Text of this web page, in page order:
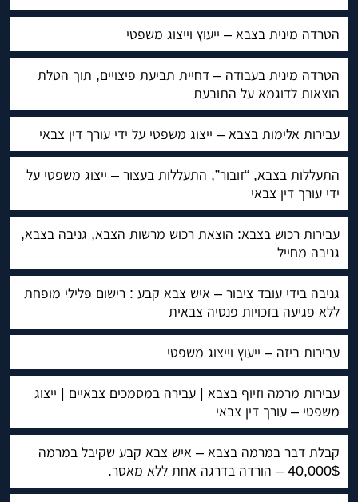
הטרדה מינית בצבא – ייעוץ וייצוג משפטי
הטרדה מינית בעבודה – דחיית תביעת פיצויים, תוך הטלת
הוצאות לדוגמא על התובעת
עבירות אלימות בצבא – ייצוג משפטי על ידי עורך דין צבאי
התעללות בצבא, “זובור”, התעללות בעצור – ייצוג משפטי על
ידי עורך דין צבאי
עבירות רכוש בצבא: הוצאת רכוש מרשות הצבא, גניבה בצבא,
גניבה מחייל
גניבה בידי עובד ציבור – איש צבא קבע : רישום פלילי מופחת
ללא פגיעה בזכויות פנסיה צבאית
עבירות ביזה – ייעוץ וייצוג משפטי
עבירות מרמה וזיוף בצבא | עבירה במסמכים צבאיים | ייצוג
משפטי – עורך דין צבאי
קבלת דבר במרמה בצבא – איש צבא קבע שקיבל במרמה
40,000$ – הורדה בדרגה אחת ללא מאסר.